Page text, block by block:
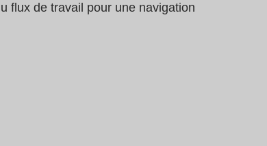
flux de travail pour une navigation